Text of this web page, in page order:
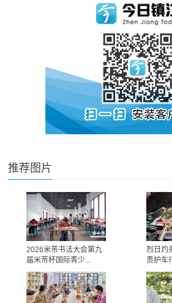
推荐图片
2026米芾书法大会第九
届米芾杯国际青少...
烈日灼
责护车